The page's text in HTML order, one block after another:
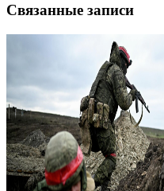
Связанные записи